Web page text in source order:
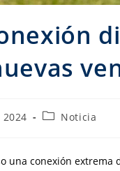
Noticia
una conexión